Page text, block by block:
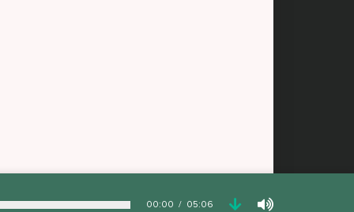
00:00 05:06